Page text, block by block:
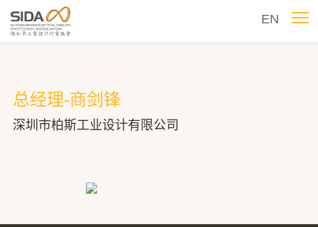
EN
总经理-商剑锋
深圳市柏斯工业设计有限公司